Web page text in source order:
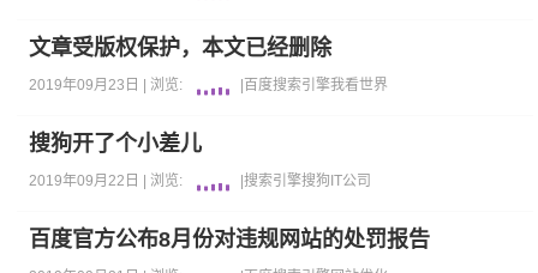
文章受版权保护，本文已经删除
2019年09月23日 | 浏览: 百度搜索引擎我看世界
搜狗开了个小差儿
2019年09月22日 | 浏览: |搜索引擎搜狗 IT公司
百度官方公布8月份对违规网站的处罚报告